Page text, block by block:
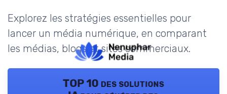
Explorez les stratégies essentielles pour
lancer un média numérique, en comparant
les médias, blogs et sites commerciaux.
TOP 10 des solutions